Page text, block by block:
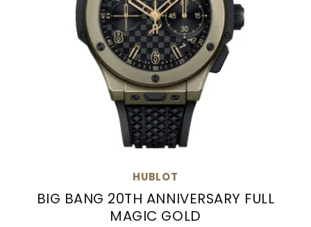
HUBLOT
BIG BANG 20TH ANNIVERSARY FULL
MAGIC GOLD